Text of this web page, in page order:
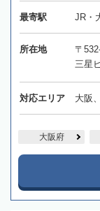
最寄駅 JR・
所在地
〒
三星
対応エリア 大阪
大阪府